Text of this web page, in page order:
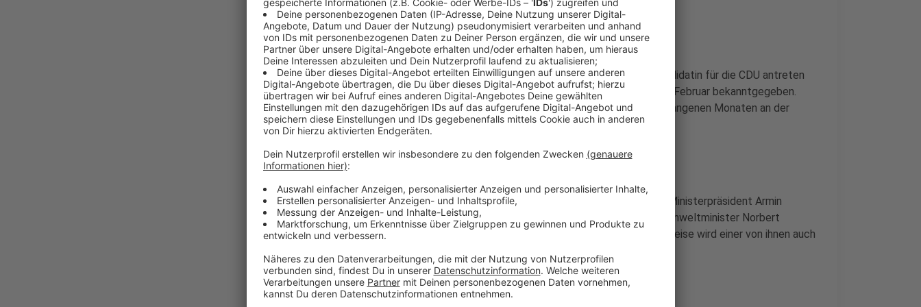
Anzeige
Annegret Kramp-Karrenbauer, kurz AKK, wird nicht als Kanzlerkandidatin für die CDU antreten
und sich vom Vorsitz der Partei zurückziehen. Das hat sie Anfang Februar bekanntgegeben.
Dieser Schritt kam für viele überraschend, obwohl sie in den vergangenen Monaten an der
Spitze schon alles andere als einen guten Stand hatte.
Anzeige
Wer soll ihr Nachfolger als Vorsitzender der CDU werden? NRW-Ministerpräsident Armin
Laschet, Alt-CDU-Fraktionsvorsitzender Friedrich Merz und Ex-Umweltminister Norbert
Röttgen haben sich bereit erklärt, zu kandidieren. Und möglicherweise wird einer von ihnen auch
Anzeige